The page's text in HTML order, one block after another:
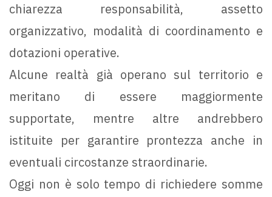
chiarezza responsabilità, assetto
organizzativo, modalità di coordinamento e
dotazioni operative.
Alcune realtà già operano sul territorio e
meritano di essere maggiormente
supportate, mentre altre andrebbero
istituite per garantire prontezza anche in
eventuali circostanze straordinarie.
Oggi non è solo tempo di richiedere somme